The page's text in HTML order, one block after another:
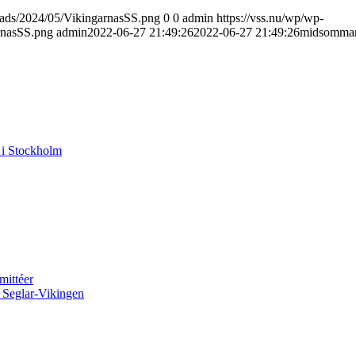
2024/05/VikingarnasSS.png 0 0 admin https://vss.nu/wp/wp-
admin2022-06-27 21:49:262022-06-27 21:49:26
i Stockholm
Vikingen